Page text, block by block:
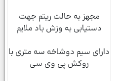
مجهز به حالت ریتم جهت
دستیابی به وزش باد ملایم
دارای سیم دوشاخه سه متری با
روکش پی وی سی